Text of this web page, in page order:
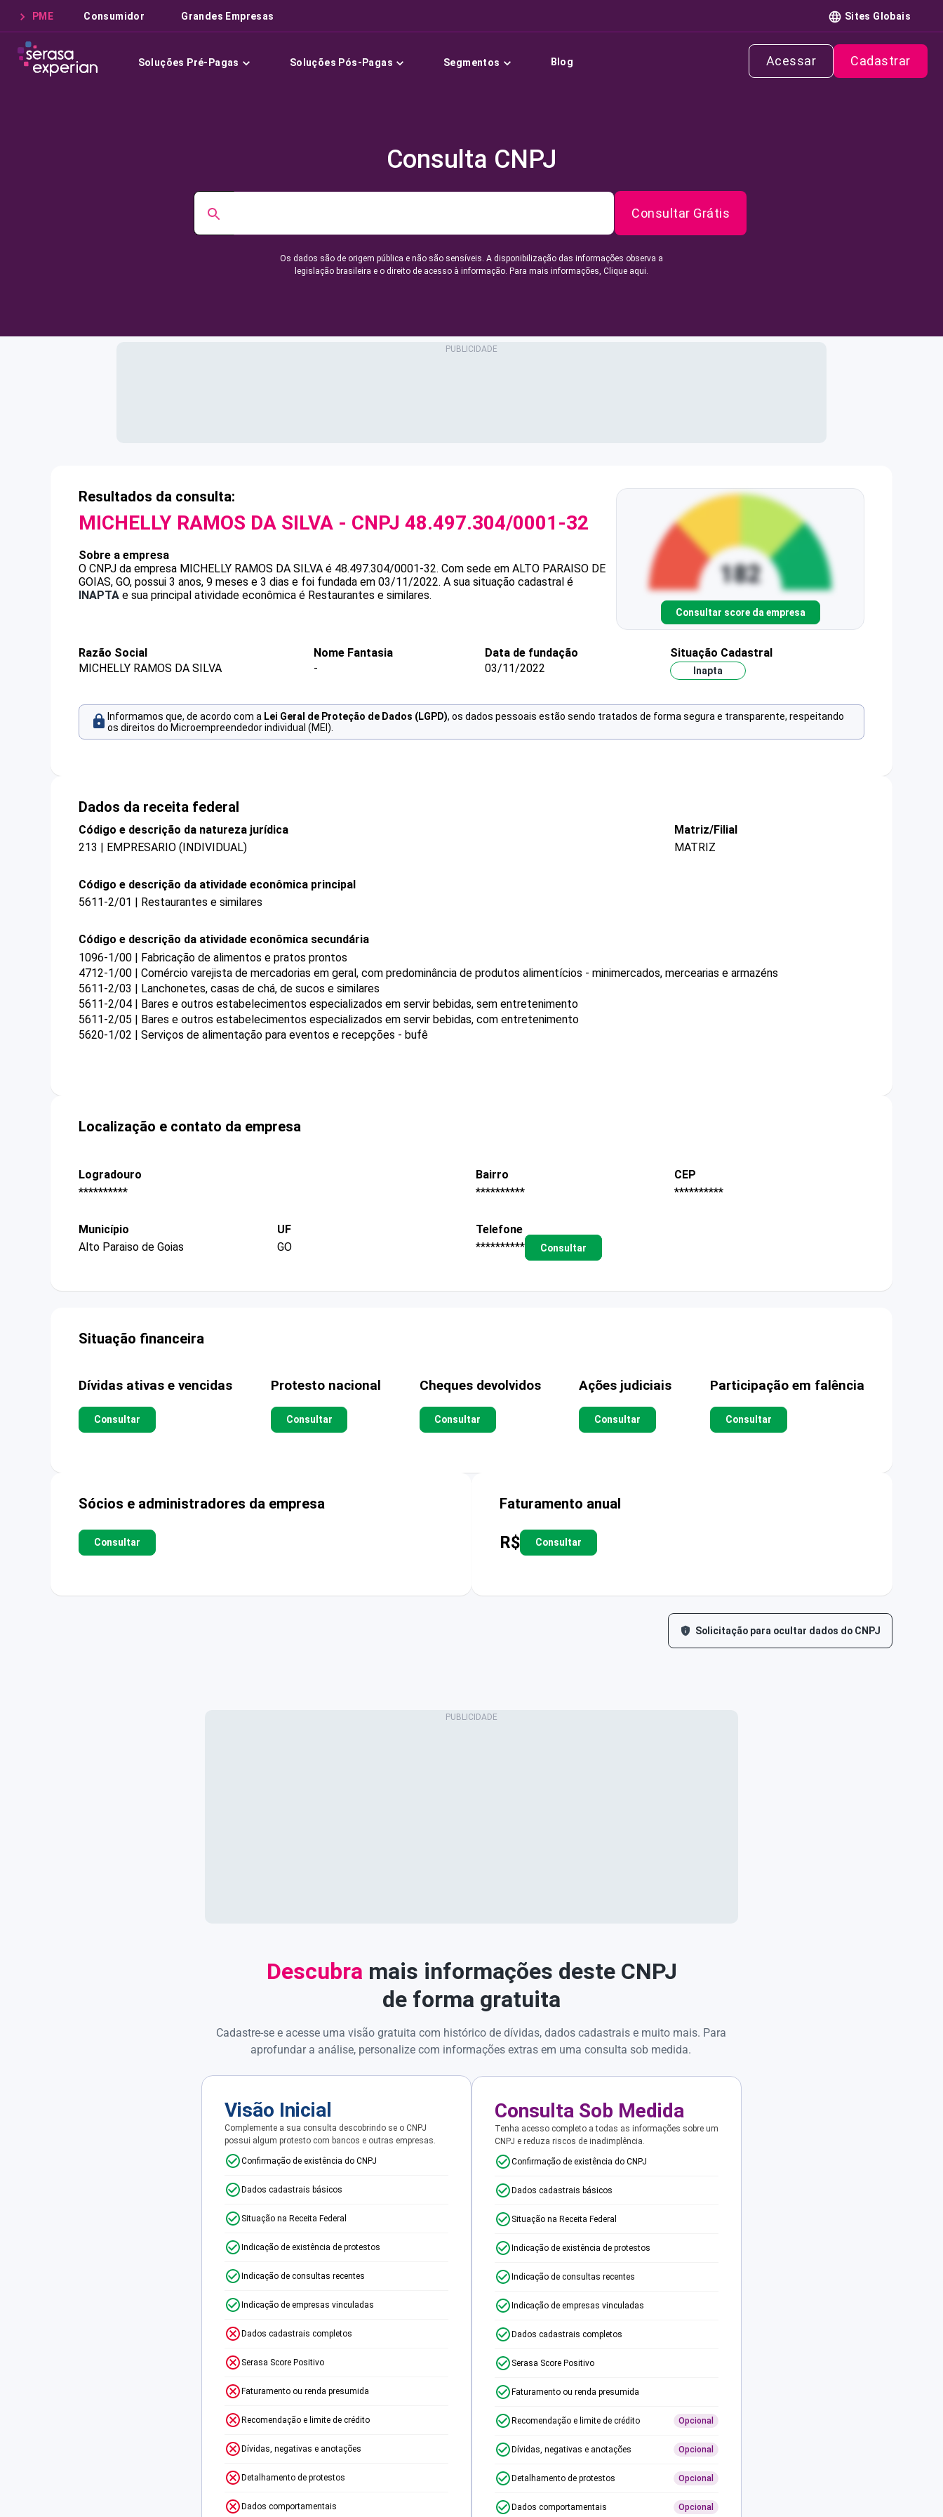
PME Consumidor Grandes Empresas Sites Globais
Soluções Pré-Pagas Soluções Pós-Pagas Segmentos Blog Acessar Cadastrar
Consulta CNPJ
Consultar Grátis
Os dados são de origem pública e não são sensíveis. A disponibilização das informações observa a
legislação brasileira e o direito de acesso à informação. Para mais informações, Clique aqui.
Resultados da consulta:
MICHELLY RAMOS DA SILVA - CNPJ 48.497.304/0001-32
Sobre a empresa
O CNPJ da empresa MICHELLY RAMOS DA SILVA é 48.497.304/0001-32. Com sede em ALTO PARAISO DE
GOIAS, GO, possui 3 anos, 9 meses e 3 dias e foi fundada em 03/11/2022. A sua situação cadastral é
INAPTA e sua principal atividade econômica é Restaurantes e similares.
Consultar score da empresa
Razão Social
MICHELLY RAMOS DA SILVA
Nome Fantasia
-
Data de fundação
03/11/2022
Situação Cadastral
Inapta
Informamos que, de acordo com a Lei Geral de Proteção de Dados (LGPD), os dados pessoais estão sendo tratados de forma segura e transparente, respeitando
os direitos do Microempreendedor individual (MEI).
Dados da receita federal
Código e descrição da natureza jurídica
213 | EMPRESARIO (INDIVIDUAL)
Matriz/Filial
MATRIZ
Código e descrição da atividade econômica principal
5611-2/01 | Restaurantes e similares
Código e descrição da atividade econômica secundária
1096-1/00 | Fabricação de alimentos e pratos prontos
4712-1/00 | Comércio varejista de mercadorias em geral, com predominância de produtos alimentícios - minimercados, mercearias e armazéns
5611-2/03 | Lanchonetes, casas de chá, de sucos e similares
5611-2/04 | Bares e outros estabelecimentos especializados em servir bebidas, sem entretenimento
5611-2/05 | Bares e outros estabelecimentos especializados em servir bebidas, com entretenimento
5620-1/02 | Serviços de alimentação para eventos e recepções - bufê
Localização e contato da empresa
Logradouro
**********
Bairro
**********
CEP
**********
Município
Alto Paraiso de Goias
UF
GO
Telefone
**********
Consultar
Situação financeira
Dívidas ativas e vencidas
Consultar
Protesto nacional
Consultar
Cheques devolvidos
Consultar
Ações judiciais
Consultar
Participação em falência
Consultar
Sócios e administradores da empresa
Consultar
Faturamento anual
R$ Consultar
Solicitação para ocultar dados do CNPJ
Descubra mais informações deste CNPJ
de forma gratuita
Cadastre-se e acesse uma visão gratuita com histórico de dívidas, dados cadastrais e muito mais. Para
aprofundar a análise, personalize com informações extras em uma consulta sob medida.
Visão Inicial
Complemente a sua consulta descobrindo se o CNPJ
possui algum protesto com bancos e outras empresas.
Confirmação de existência do CNPJ
Dados cadastrais básicos
Situação na Receita Federal
Indicação de existência de protestos
Indicação de consultas recentes
Indicação de empresas vinculadas
Dados cadastrais completos
Serasa Score Positivo
Faturamento ou renda presumida
Recomendação e limite de crédito
Dívidas, negativas e anotações
Detalhamento de protestos
Dados comportamentais
Consulta Sob Medida
Tenha acesso completo a todas as informações sobre um
CNPJ e reduza riscos de inadimplência.
Confirmação de existência do CNPJ
Dados cadastrais básicos
Situação na Receita Federal
Indicação de existência de protestos
Indicação de consultas recentes
Indicação de empresas vinculadas
Dados cadastrais completos
Serasa Score Positivo
Faturamento ou renda presumida
Recomendação e limite de crédito Opcional
Dívidas, negativas e anotações Opcional
Detalhamento de protestos Opcional
Dados comportamentais Opcional